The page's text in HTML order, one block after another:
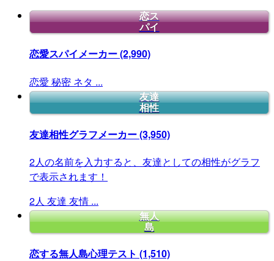
恋ス
パイ
恋愛スパイメーカー(2,990)
恋愛 秘密 ネタ ...
友達
相性
友達相性グラフメーカー(3,950)
2人の名前を入力すると、友達としての相性がグラフ
で表示されます！
2人 友達 友情 ...
無人
島
恋する無人島心理テスト (1,510)